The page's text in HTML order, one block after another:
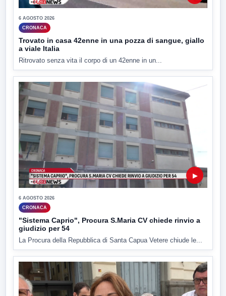
6 AGOSTO 2026
CRONACA
Trovato in casa 42enne in una pozza di sangue, giallo
a viale Italia
Ritrovato senza vita il corpo di un 42enne in un...
▶
6 AGOSTO 2026
CRONACA
"Sistema Caprio", Procura S.Maria CV chiede rinvio a
giudizio per 54
La Procura della Repubblica di Santa Capua Vetere chiude le...